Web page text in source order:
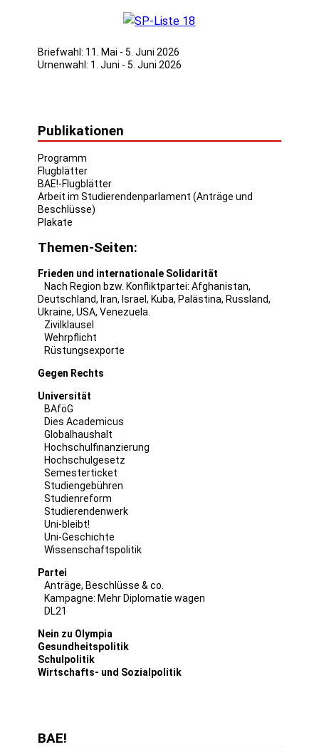
Briefwahl: 11. Mai - 5. Juni 2026
Urnenwahl: 1. Juni - 5. Juni 2026
Publikationen
Programm
Flugblätter
BAE!-Flugblätter
Arbeit im Studierendenparlament (Anträge und
Beschlüsse)
Plakate
Themen-Seiten:
Frieden und internationale Solidarität
Nach Region bzw. Konfliktpartei: Afghanistan,
Deutschland, Iran, Israel , Kuba, Palästina, Russland,
Ukraine, USA, Venezuela
Zivilklausel
Wehrpflicht
Rüstungsexporte
Gegen Rechts
Universität
BAföG
Dies Academicus
Globalhaushalt
Hochschulfinanzierung
Hochschulgesetz
Semesterticket
Studiengebühren
Studienreform
Studierendenwerk
Uni-bleibt!
Uni-Geschichte
Wissenschaftspolitik
Partei
Anträge, Beschlüsse & co.
Kampagne: Mehr Diplomatie wagen
DL21
Nein zu Olympia
Gesundheitspolitik
Schulpolitik
Wirtschafts- und Sozialpolitik
BAE!